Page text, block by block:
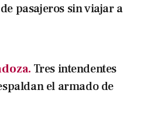
pasajeros sin viajar a
Tres intendentes
el armado de